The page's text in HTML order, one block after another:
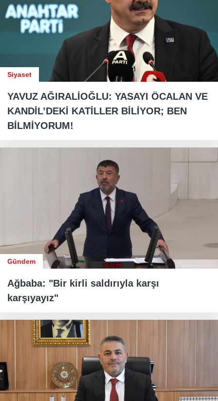
Siyaset
YAVUZ AĞIRALİOĞLU: YASAYI ÖCALAN VE
KANDİL’DEKİ KATİLLER BİLİYOR; BEN
BİLMİYORUM!
Gündem
Ağbaba: "Bir kirli saldırıyla karşı
karşıyayız"